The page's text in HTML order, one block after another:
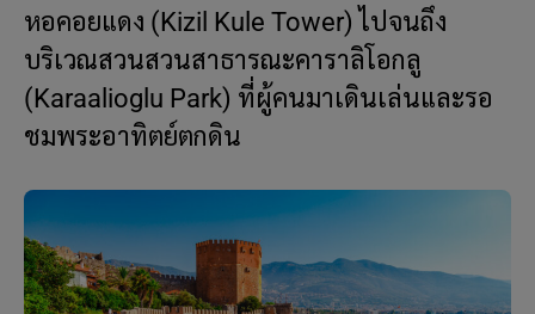
หอคอยแดง (Kizil Kule Tower) ไปจนถึง
บริเวณสวนสวนสาธารณะคาราลิโอกลู
(Karaalioglu Park) ที่ผู้คนมาเดินเล่นและรอ
ชมพระอาทิตย์ตกดิน